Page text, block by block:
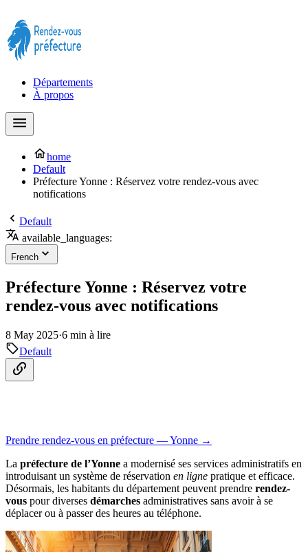
Départements
À propos
home
Default
Préfecture Yonne : Réservez votre rendez-vous avec
notifications
Default
available_languages:
French
Préfecture Yonne : Réservez votre
rendez-vous avec notifications
8 May 2025·6 min à lire
Default
Prendre rendez-vous en préfecture — Yonne →
La préfecture de l’Yonne a modernisé ses services administratifs en
introduisant un système de réservation en ligne pratique et efficace.
Désormais, les habitants du département peuvent prendre rendez-
vous pour diverses démarches administratives sans avoir à se
déplacer ou à passer des heures au téléphone.